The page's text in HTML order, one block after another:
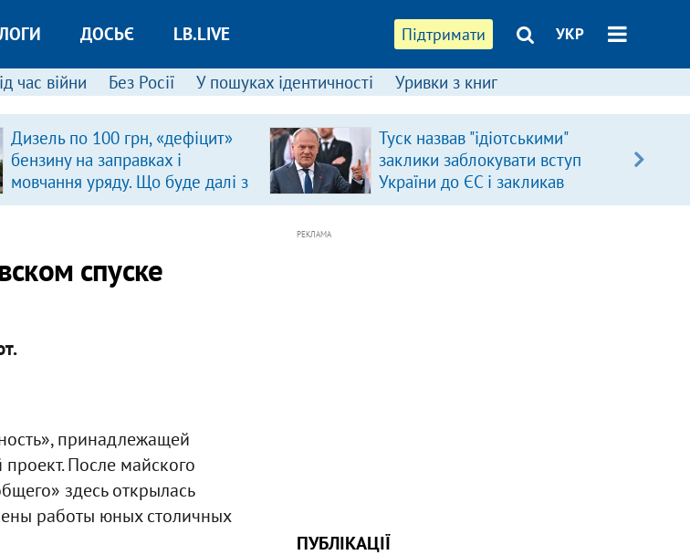
Підтримати УКР
ДОСЬЄ LB.LIVE
час війни Без Росії У пошуках ідентичності Уривки з книг
Дизель по 100 грн, «дефіцит»
бензину на заправках і
мовчання уряду. Що буде далі з
цінами на пальне?
Туск назвав "ідіотськими"
заклики заблокувати вступ
України до ЄС і закликав
припинити антиукраїнську
спуске
принадлежащей
После майского
здесь открылась
работы юных столичных
РЕКЛАМА
ПУБЛІКАЦІЇ